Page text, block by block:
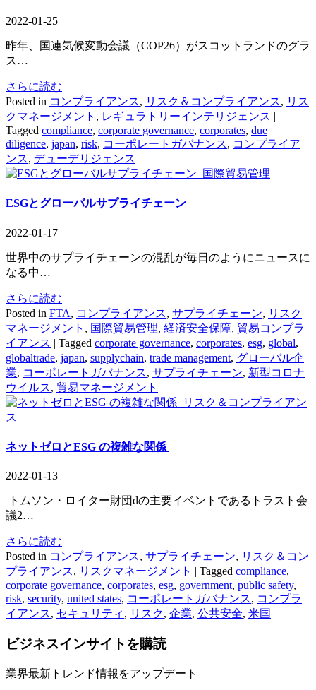
2022-01-25
昨年、国連気候変動会議（COP26）がスコットランドのグラ
ス…
さらに読む
Posted in コンプライアンス, リスク＆コンプライアンス, リス
クマネージメント , レギュラトリーインテリジェンス |
Tagged compliance, corporate governance, corporates, due
diligence, japan, risk, コーポレートガバナンス, コンプライア
ンス, デューデリジェンス
国際貿易管理
ESGとグローバルサプライチェーン
2022-01-17
世界中のサプライチェーンの混乱が毎日のようにニュースに
なる中…
さらに読む
Posted in FTA, コンプライアンス, サプライチェーン, リスク
マネージメント , 国際貿易管理, 経済安全保障, 貿易コンプラ
イアンス | Tagged corporate governance, corporates, esg, global,
globaltrade, japan, supplychain, trade management, グローバル企
業, コーポレートガバナンス, サプライチェーン, 新型コロナ
ウイルス, 貿易マネージメント
リスク＆コンプライアン
ス
ネットゼロとESG の複雑な関係
2022-01-13
トムソン・ロイター財団dの主要イベントであるトラスト会
議2…
さらに読む
Posted in コンプライアンス, サプライチェーン, リスク＆コン
プライアンス, リスクマネージメント | Tagged compliance,
corporate governance, corporates, esg, government, public safety,
risk, security, united states, コーポレートガバナンス, コンプラ
イアンス, セキュリティ , リスク, 企業, 公共安全, 米国
ビジネスインサイト を購読
業界最新トレンド情報をアップデート